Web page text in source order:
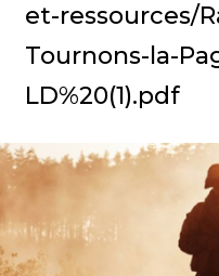
et-ressources/
Tournons-la-
LD%20(1).pdf